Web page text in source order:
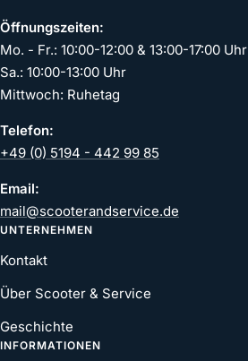
Öffnungszeiten:
Mo. - Fr.: 10:00-12:00 & 13:00-17:00 Uhr
Sa.: 10:00-13:00 Uhr
Mittwoch: Ruhetag
Telefon:
+49 (0) 5194 - 442 99 85
Email:
mail@scooterandservice.de
UNTERNEHMEN
Kontakt
Über Scooter & Service
Geschichte
INFORMATIONEN